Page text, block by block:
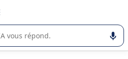
l'utilisation ou la sélection de